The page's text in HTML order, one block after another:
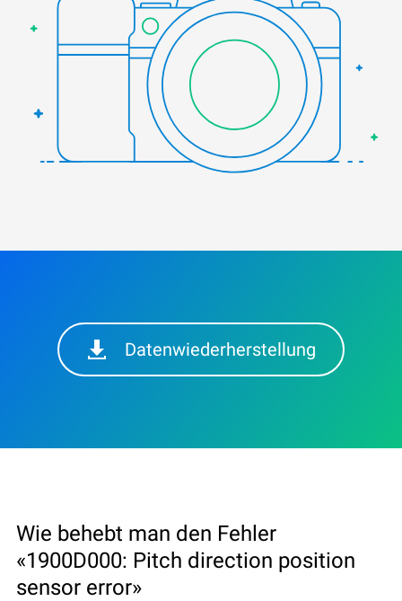
Datenwiederherstellung
Wie behebt man den Fehler
«1900D000: Pitch direction position
sensor error»